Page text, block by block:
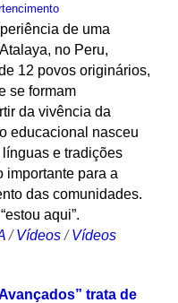
de uma
no Peru,
12 povos originários,
se formam
da vivência da
educacional nasceu
e tradições
importante para a
das comunidades.
aqui”.
/Vídeos /Vídeos
trata de